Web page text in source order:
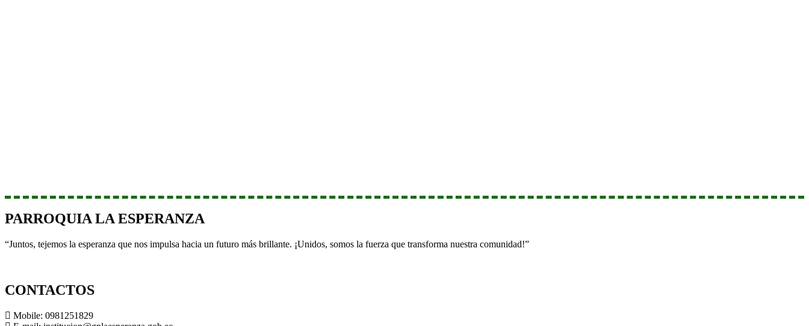
PARROQUIA LA ESPERANZA
“Juntos, tejemos la esperanza que nos impulsa hacia un futuro más brillante. ¡Unidos, somos la fuerza que transforma nuestra comunidad!”
CONTACTOS
Mobile: 0981251829